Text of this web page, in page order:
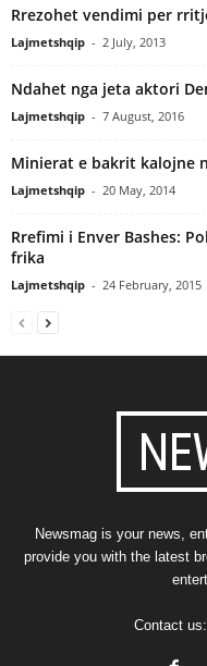
Rrezohet vendimi per
Lajmetshqip - 2 July, 2013
Ndahet nga jeta aktori
Lajmetshqip - 7 August, 2016
Minierat e bakrit kalojne
Lajmetshqip - 20 May, 2014
Rrefimi i Enver Bashes:
frika
Lajmetshqip - 24 February, 2015
Newsmag is your news,
provide you with the latest
Contact us: